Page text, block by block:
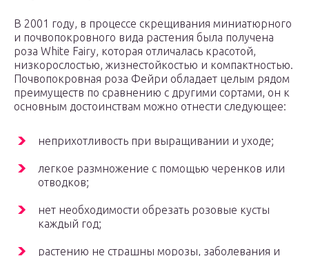
В 2001 году, в процессе скрещивания миниатюрного
и почвопокровного вида растения была получена
роза White Fairy, которая отличалась красотой,
низкорослостью, жизнестойкостью и компактностью.
Почвопокровная роза Фейри обладает целым рядом
преимуществ по сравнению с другими сортами, он к
основным достоинствам можно отнести следующее:
неприхотливость при выращивании и уходе;
легкое размножение с помощью черенков или
отводков;
нет необходимости обрезать розовые кусты
каждый год;
растению не страшны морозы, заболевания и